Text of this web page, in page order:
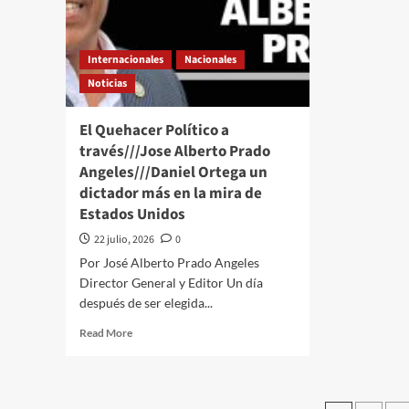
y
broma
y
su
con
intentar
brincar
la
Constitución
Internacionales
Nacionales
Noticias
El Quehacer Político a
través///Jose Alberto Prado
Angeles///Daniel Ortega un
dictador más en la mira de
Estados Unidos
22 julio, 2026
0
Por José Alberto Prado Angeles
Director General y Editor Un día
después de ser elegida...
Read MoreRead